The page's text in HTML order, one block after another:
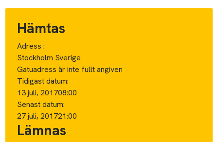
Hämtas
Adress :
Stockholm Sverige
Gatuadress är inte fullt angiven
Tidigast datum:
13 juli, 201708:00
Senast datum:
27 juli, 201721:00
Lämnas